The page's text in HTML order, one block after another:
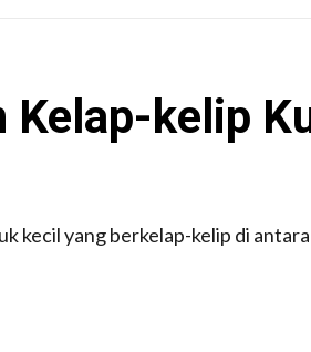
Kelap-kelip
kecil yang berkelap-kelip di